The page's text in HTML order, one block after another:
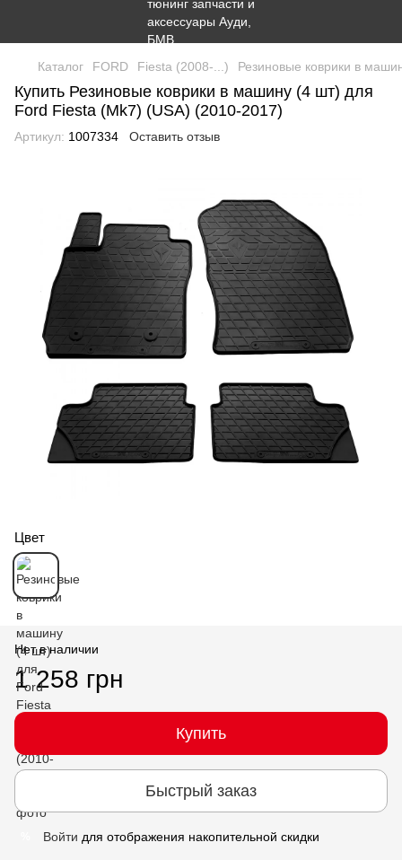
Каталог FORD Fiesta (2008-...) Резиновые коврики в
Купить Резиновые коврики в машину (4 шт) для
Ford Fiesta (Mk7) (USA) (2010-2017)
Артикул: 1007334 Оставить отзыв
Цвет
Нет в наличии
1 258 грн
Купить
Быстрый заказ
Войти для отображения накопительной скидки